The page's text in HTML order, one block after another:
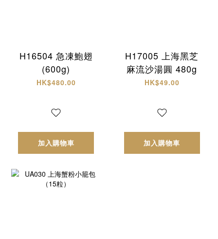
H16504 急凍鮑翅
(600g)
HK$480.00
加入購物車
H17005 上海黑芝
麻流沙湯圓 480g
HK$49.00
加入購物車